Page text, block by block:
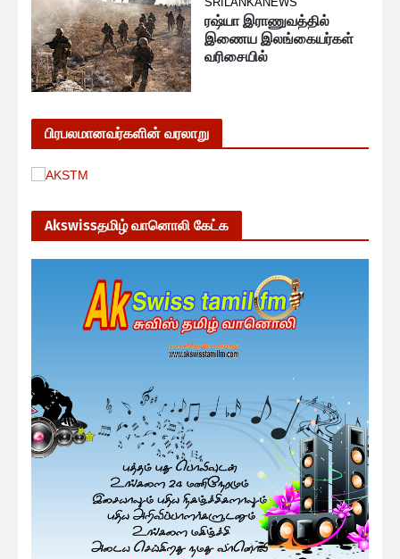
ரஷ்யா இராணுவத்தில்
இணைய இலங்கையர்கள்
வரிசையில்
பிரபலமானவர்களின் வரலாறு
Akswissதமிழ் வானொலி கேட்க